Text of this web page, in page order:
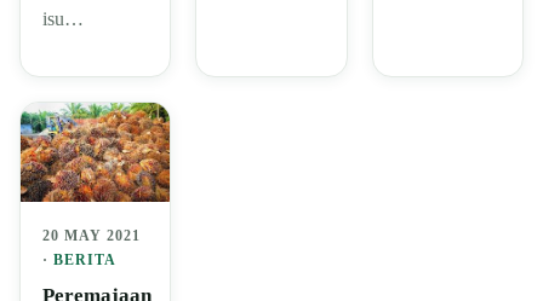
isu…
20 MAY 2021
· BERITA
Peremajaan